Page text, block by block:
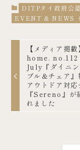
DITPタイ政府公
EVENT & NEWS（
【メディア掲
home. no.112
July『ダイニン
ブル＆チェア』
アウトドア対応
『Sereno』が
れました